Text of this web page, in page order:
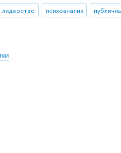
лидерство психоанализ